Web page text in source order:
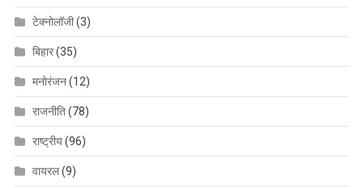
टेक्नोलॉजी(3)
बिहार(35)
मनोरंजन(12)
राजनीति(78)
राष्ट्रीय(96)
वायरल(9)